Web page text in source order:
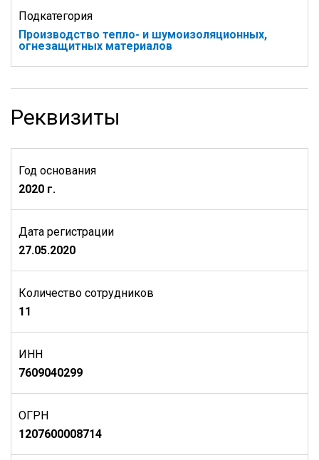
Подкатегория
Производство тепло- и шумоизоляционных,
огнезащитных материалов
Реквизиты
Год основания
2020 г.
Дата регистрации
27.05.2020
Количество сотрудников
11
ИНН
7609040299
ОГРН
1207600008714